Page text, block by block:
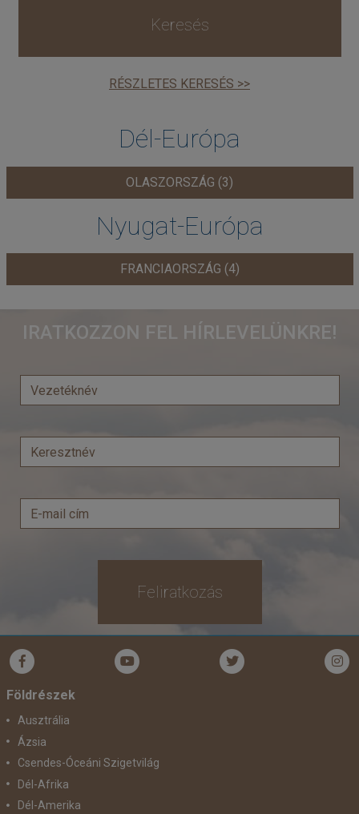
Keresés
RÉSZLETES KERESÉS >>
Dél-Európa
OLASZORSZÁG (3)
Nyugat-Európa
FRANCIAORSZÁG (4)
IRATKOZZON FEL HÍRLEVELÜNKRE!
Feliratkozás
Földrészek
Ausztrália
Ázsia
Csendes-Óceáni Szigetvilág
Dél-Afrika
Dél-Amerika